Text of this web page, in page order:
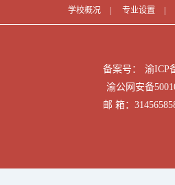
学校概况 专业设置
备案号：
渝ICP
渝公网安备
邮 箱：